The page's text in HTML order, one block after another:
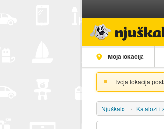
Moja lokacija
Tvoja lokacija
Njuškalo Katalozi i